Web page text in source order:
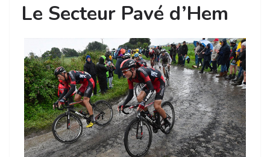
Le Secteur Pavé d’Hem